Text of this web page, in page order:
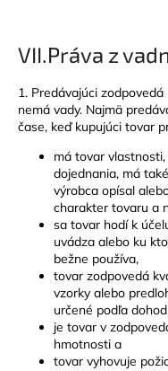
VII.Práva z
1. Predávajúci
nemá vady. Najmä
čase, keď kupujúci tovar
má tovar
dojednania, má
výrobca opísal
charakter tovaru a
sa tovar hodí k
uvádza alebo ku
bežne používa,
tovar zodpovedá
vzorky alebo
určené podľa
je tovar v
hmotnosti a
tovar vyhovuje